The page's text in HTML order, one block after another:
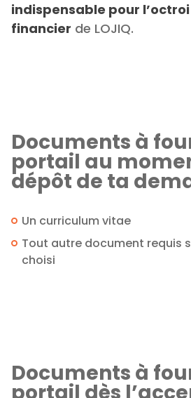
indispensable pour
financier de LOJIQ.
Documents à
portail au
dépôt de ta
Un curriculum vitae
Tout autre document requis
choisi
Documents à